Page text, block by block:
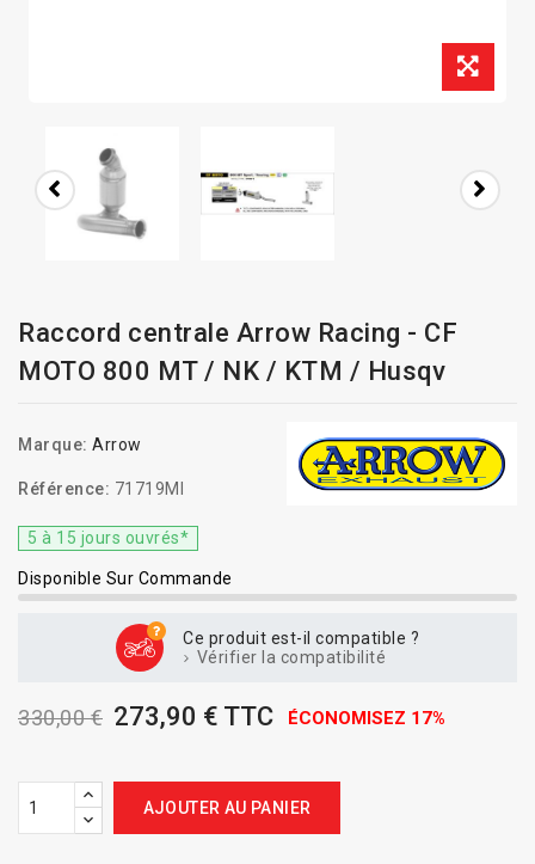
Raccord centrale Arrow Racing - CF
MOTO 800 MT / NK / KTM / Husqv
Marque: Arrow
Référence: 71719MI
5 à 15 jours ouvrés*
Disponible Sur Commande
Ce produit est-il compatible ?
Vérifier la compatibilité
330,00 € 273,90 € TTC ÉCONOMISEZ 17%
AJOUTER AU PANIER